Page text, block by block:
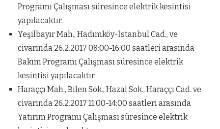
Programı Çalışması süresince elektrik kesintisi
yapılacaktır.
Yeşilbayır Mah., Hadımköy-İstanbul Cad., ve
civarında 26.2.2017 08:00-16:00 saatleri arasında
Bakım Programı Çalışması süresince elektrik
kesintisi yapılacaktır.
Haraççı Mah., Bilen Sok., Hazal Sok., Haraççı Cad. ve
civarında 26.2.2017 11:00-14:00 saatleri arasında
Yatırım Programı Çalışması süresince elektrik